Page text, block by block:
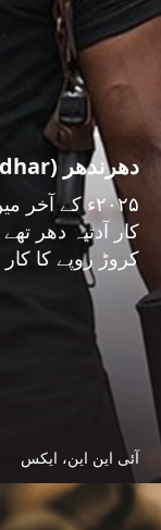
دھرندھر (Dhurandhar)
۲۰۲۵ء کے
کروڑ روپے کا کار
آئی این این، ایکس